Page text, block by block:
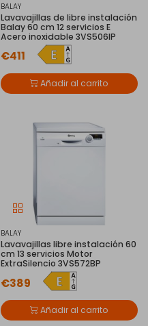
BALAY
Lavavajillas de libre instalación
Balay 60 cm 12 servicios E
Acero inoxidable 3VS506IP
€411
Añadir al carrito
BALAY
Lavavajillas libre instalación 60
cm 13 servicios Motor
ExtraSilencio 3VS572BP
€389
Añadir al carrito